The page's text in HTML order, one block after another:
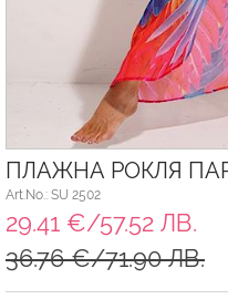
ПЛАЖНА РОКЛЯ
Art.No.: SU 2502
29.41 €/57.52 ЛВ.
36.76 €/71.90 ЛВ.